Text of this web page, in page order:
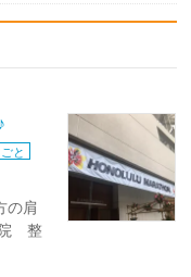
と
の肩
院 整